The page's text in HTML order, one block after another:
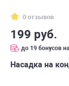
0 отзывов
199 руб.
до 19 бонусов
Насадка на